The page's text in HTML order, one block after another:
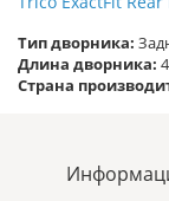
Тип дворника:
Длина дворника:
Страна